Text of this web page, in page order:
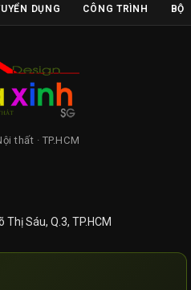
DỤNG CÔNG TRÌNH BỘ
thất · TP.HCM
Thị Sáu, Q.3, TP.HCM